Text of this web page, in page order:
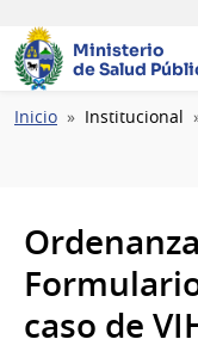
Ministerio
de Salud
Ruta
Inicio Institucional
caso de